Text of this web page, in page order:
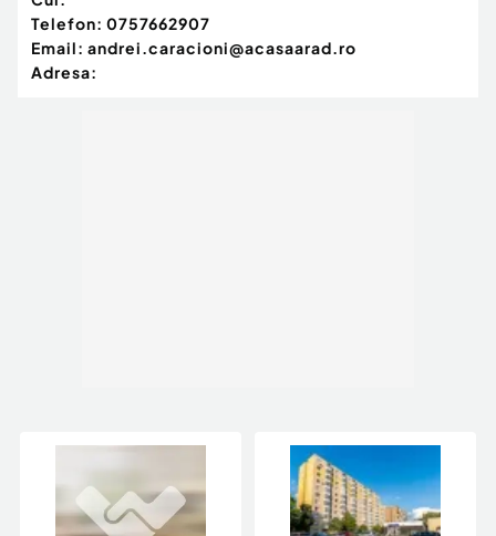
Telefon: 0757662907
Email: andrei.caracioni@acasaarad.ro
Adresa: